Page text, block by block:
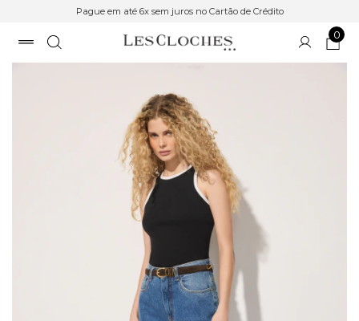
Pague em até 6x sem juros no Cartão de Crédito
0